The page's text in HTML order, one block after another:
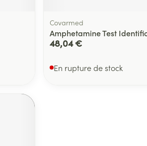
Covarmed
Amphetamine Test
48,04 €
En rupture de stock